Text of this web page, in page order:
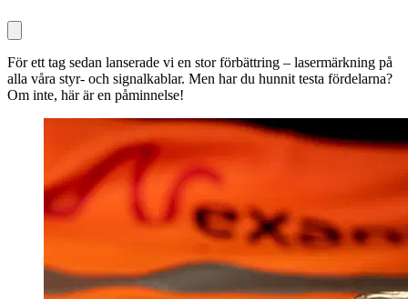
För ett tag sedan lanserade vi en stor förbättring – lasermärkning på
alla våra styr- och signalkablar. Men har du hunnit testa fördelarna?
Om inte, här är en påminnelse!